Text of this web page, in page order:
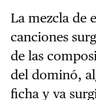
La mezcla de
canciones
de las
del dominó,
ficha y va